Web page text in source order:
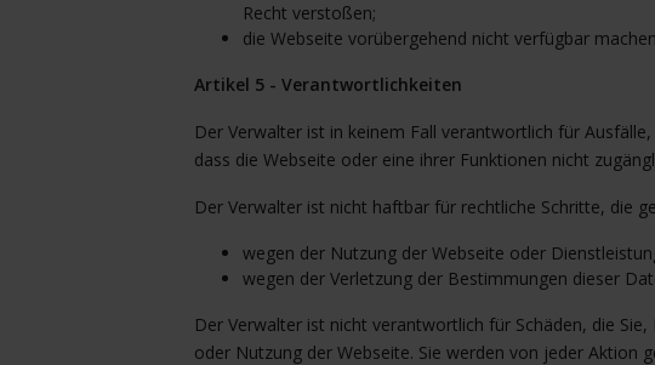
Recht verstoßen;
die Webseite vorübergehend nicht verfügbar
Artikel 5 - Verantwortlichkeiten
Der Verwalter ist in keinem Fall verantwortlich für
dass die Webseite oder eine ihrer Funktionen nicht
Der Verwalter ist nicht haftbar für rechtliche Schritte, die
wegen der Nutzung der Webseite oder
wegen der Verletzung der Bestimmungen dieser
Der Verwalter ist nicht verantwortlich für Schäden, die
oder Nutzung der Webseite. Sie werden von jeder Aktion